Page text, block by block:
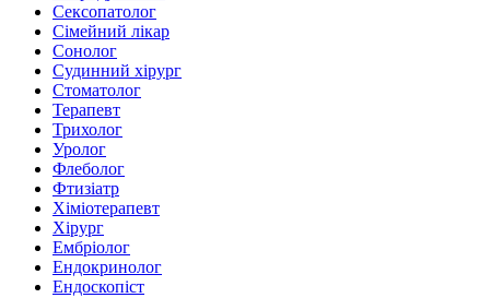
Сексопатолог
Сімейний лікар
Сонолог
Судинний хірург
Стоматолог
Терапевт
Трихолог
Уролог
Флеболог
Фтизіатр
Хіміотерапевт
Хірург
Ембріолог
Ендокринолог
Ендоскопіст